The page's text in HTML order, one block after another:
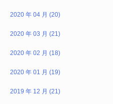
2020 年 04 月 (20)
2020 年 03 月 (21)
2020 年 02 月 (18)
2020 年 01 月 (19)
2019 年 12 月 (21)